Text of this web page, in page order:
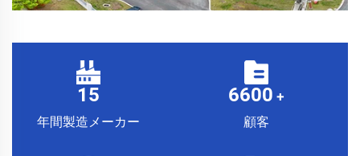
15
年間製造メーカー
6600 +
顧客